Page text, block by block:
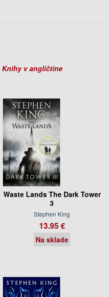
Knihy v angličtine
Waste Lands The Dark Tower
3
Stephen King
13.95 €
Na sklade